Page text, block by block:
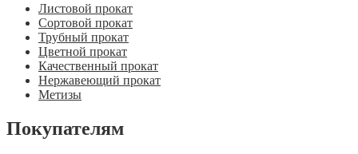
Листовой прокат
Сортовой прокат
Трубный прокат
Цветной прокат
Качественный прокат
Нержавеющий прокат
Метизы
Покупателям